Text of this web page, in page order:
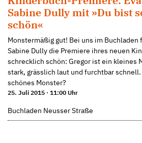
Sabine Dully mit »Du bist
schön«
Monstermäßig gut! Bei uns im Buchladen
Sabine Dully die Premiere ihres neuen
schrecklich schön: Gregor ist ein kleines
stark, grässlich laut und furchtbar
schönes Monster?
25. Juli 2015 · 11:00 Uhr
Buchladen Neusser Straße